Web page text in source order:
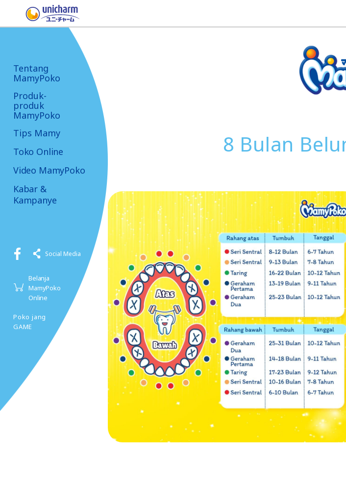
Tentang
MamyPoko
Produk-
produk
MamyPoko
Tips Mamy
Toko Online
Video MamyPoko
Kabar &
Kampanye
Social Media
Belanja
MamyPoko
Online
Poko jang
GAME
8 Bulan